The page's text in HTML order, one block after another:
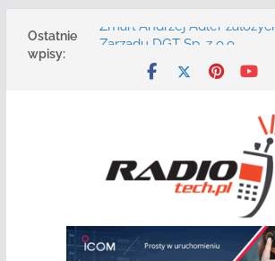
Ostatnie
wpisy:
Zmarł Andrzej Adler
Zarządu DGT Sp. z o.o.
Radmor – największy polski
urządzeń łączności radiowej
konferencję:
niezawodność i
systemów
Motorola Solutions oferuje
bezpieczeństwa publicznego
łączności opartą na chmurze
Najnowszy radiotelefon
Motorola Solutions